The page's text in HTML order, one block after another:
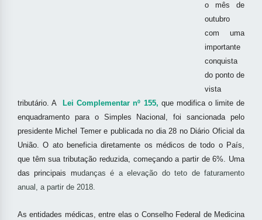
o mês de
outubro
com uma
importante
conquista
do ponto de
vista
tributário. A
Lei Complementar nº 155, que modifica o limite de
enquadramento para o Simples Nacional, foi sancionada pelo
presidente Michel Temer e publicada no dia 28 no Diário Oficial da
União. O ato beneficia diretamente os médicos de todo o País,
que têm sua tributação reduzida, começando a partir de 6%. Uma
das principais mudanças é a elevação do teto de faturamento
anual, a partir de 2018.
As entidades médicas, entre elas o Conselho Federal de Medicina